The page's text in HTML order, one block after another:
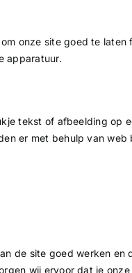
onze site goed te
apparatuur.
tekst of afbeelding op
er met behulp van web
de site goed werken en
wij ervoor dat je